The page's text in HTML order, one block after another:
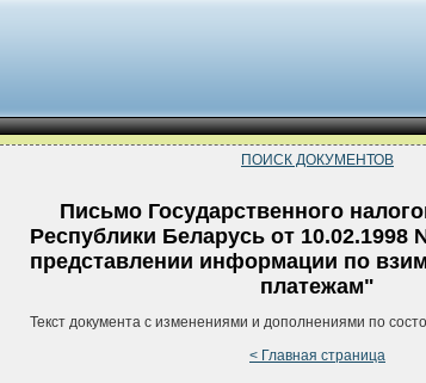
ПОИСК ДОКУМЕНТОВ
Письмо Государственного
Республики Беларусь от 10.02.1998
представлении информации по
платежам"
Текст документа с изменениями и дополнениями по
< Главная страница